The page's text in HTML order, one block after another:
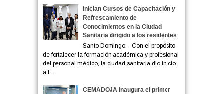
Inician Cursos de Capacitación y
Refrescamiento de
Conocimientos en la Ciudad
Sanitaria dirigido a los residentes
Santo Domingo. - Con el propósito
de fortalecer la formación académica y profesional
del personal médico, la ciudad sanitaria dio inicio
a l...
CEMADOJA inaugura el primer